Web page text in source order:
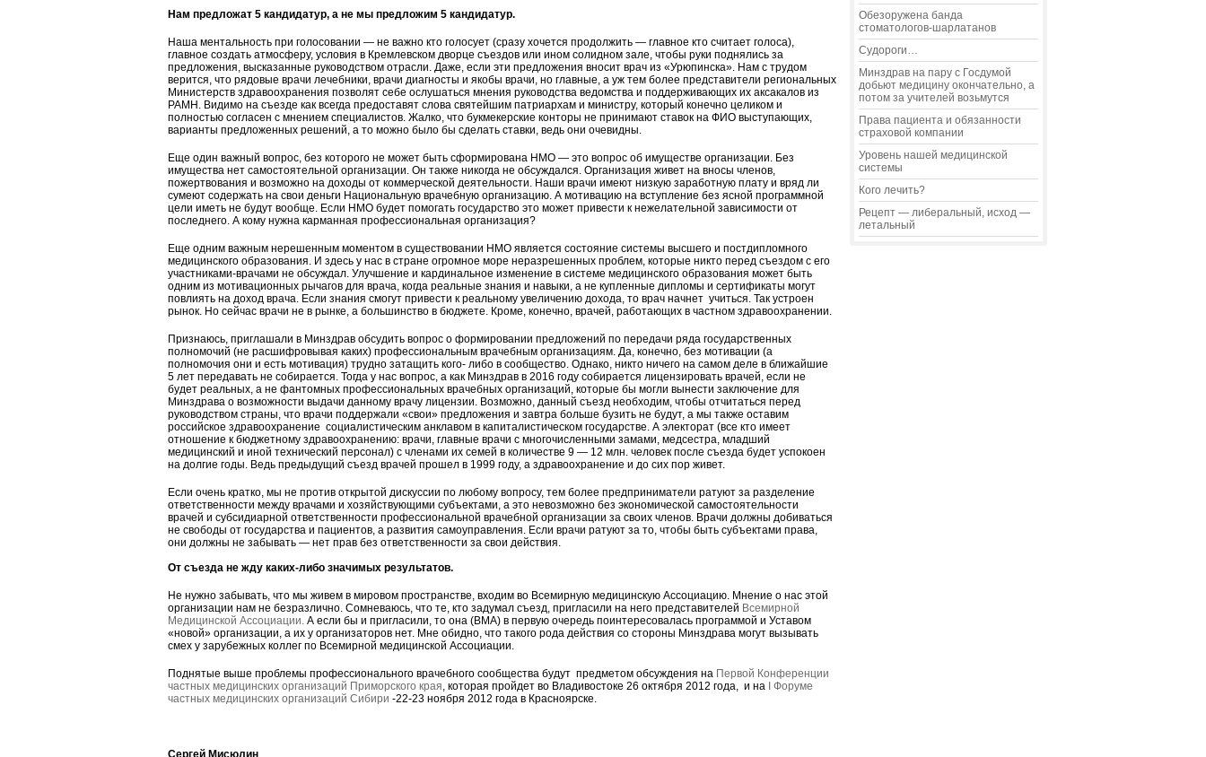
Нам предложат 5 кандидатур, а не мы предложим 5 кандидатур.
Наша ментальность при голосовании — не важно кто голосует (сразу хочется продолжить — главное кто считает голоса),
главное создать атмосферу, условия в Кремлевском дворце съездов или ином солидном зале, чтобы руки поднялись за
предложения, высказанные руководством отрасли. Даже, если эти предложения вносит врач из «Урюпинска». Нам с трудом
верится, что рядовые врачи лечебники, врачи диагносты и якобы врачи, но главные, а уж тем более представители региональных
Министерств здравоохранения позволят себе ослушаться мнения руководства ведомства и поддерживающих их аксакалов из
РАМН. Видимо на съезде как всегда предоставят слова святейшим патриархам и министру, который конечно целиком и
полностью согласен с мнением специалистов. Жалко, что букмекерские конторы не принимают ставок на ФИО выступающих,
варианты предложенных решений, а то можно было бы сделать ставки, ведь они очевидны.
Еще один важный вопрос, без которого не может быть сформирована НМО — это вопрос об имуществе организации. Без
имущества нет самостоятельной организации. Он также никогда не обсуждался. Организация живет на вносы членов,
пожертвования и возможно на доходы от коммерческой деятельности. Наши врачи имеют низкую заработную плату и вряд ли
сумеют содержать на свои деньги Национальную врачебную организацию. А мотивацию на вступление без ясной программной
цели иметь не будут вообще. Если НМО будет помогать государство это может привести к нежелательной зависимости от
последнего. А кому нужна карманная профессиональная организация?
Еще одним важным нерешенным моментом в существовании НМО является состояние системы высшего и постдипломного
медицинского образования. И здесь у нас в стране огромное море неразрешенных проблем, которые никто перед съездом с его
участниками-врачами не обсуждал. Улучшение и кардинальное изменение в системе медицинского образования может быть
одним из мотивационных рычагов для врача, когда реальные знания и навыки, а не купленные дипломы и сертификаты могут
повлиять на доход врача. Если знания смогут привести к реальному увеличению дохода, то врач начнет учиться. Так устроен
рынок. Но сейчас врачи не в рынке, а большинство в бюджете. Кроме, конечно, врачей, работающих в частном здравоохранении.
Признаюсь, приглашали в Минздрав обсудить вопрос о формировании предложений по передачи ряда государственных
полномочий (не расшифровывая каких) профессиональным врачебным организациям. Да, конечно, без мотивации (а
полномочия они и есть мотивация) трудно затащить кого- либо в сообщество. Однако, никто ничего на самом деле в ближайшие
5 лет передавать не собирается. Тогда у нас вопрос, а как Минздрав в 2016 году собирается лицензировать врачей, если не
будет реальных, а не фантомных профессиональных врачебных организаций, которые бы могли вынести заключение для
Минздрава о возможности выдачи данному врачу лицензии. Возможно, данный съезд необходим, чтобы отчитаться перед
руководством страны, что врачи поддержали «свои» предложения и завтра больше бузить не будут, а мы также оставим
российское здравоохранение социалистическим анклавом в капиталистическом государстве. А электорат (все кто имеет
отношение к бюджетному здравоохранению: врачи, главные врачи с многочисленными замами, медсестра, младший
медицинский и иной технический персонал) с членами их семей в количестве 9 — 12 млн. человек после съезда будет успокоен
на долгие годы. Ведь предыдущий съезд врачей прошел в 1999 году, а здравоохранение и до сих пор живет.
Если очень кратко, мы не против открытой дискуссии по любому вопросу, тем более предприниматели ратуют за разделение
ответственности между врачами и хозяйствующими субъектами, а это невозможно без экономической самостоятельности
врачей и субсидиарной ответственности профессиональной врачебной организации за своих членов. Врачи должны добиваться
не свободы от государства и пациентов, а развития самоуправления. Если врачи ратуют за то, чтобы быть субъектами права,
они должны не забывать — нет прав без ответственности за свои действия.
От съезда не жду каких-либо значимых результатов.
Не нужно забывать, что мы живем в мировом пространстве, входим во Всемирную медицинскую Ассоциацию. Мнение о нас этой
организации нам не безразлично. Сомневаюсь, что те, кто задумал съезд, пригласили на него представителей Всемирной
Медицинской Ассоциации. А если бы и пригласили, то она (ВМА) в первую очередь поинтересовалась программой и Уставом
«новой» организации, а их у организаторов нет. Мне обидно, что такого рода действия со стороны Минздрава могут вызывать
смех у зарубежных коллег по Всемирной медицинской Ассоциации.
Поднятые выше проблемы профессионального врачебного сообщества будут предметом обсуждения на Первой Конференции
частных медицинских организаций Приморского края, которая пройдет во Владивостоке 26 октября 2012 года, и на
I Форуме
частных медицинских организаций Сибири -22-23 ноября 2012 года в Красноярске.
Сергей Мисюлин
Обезоружена банда
стоматологов-шарлатанов
Судороги…
Минздрав на пару с Госдумой
добьют медицину окончательно, а
потом за учителей возьмутся
Права пациента и обязанности
страховой компании
Уровень нашей медицинской
системы
Кого лечить?
Рецепт — либеральный, исход —
летальный